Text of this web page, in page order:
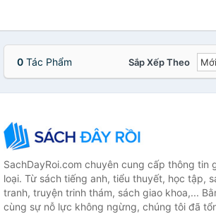
0 Tác Phẩm Sắp Xếp Theo
SachDayRoi.com chuyên cung cấp thông tin
loại. Từ sách tiếng anh, tiểu thuyết, học tập,
tranh, truyện trinh thám, sách giao khoa,...
cùng sự nỗ lực không ngừng, chúng tôi đã